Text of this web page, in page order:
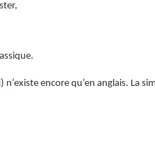
) n’existe encore qu’en anglais. La